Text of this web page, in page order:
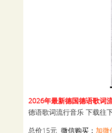
2026年最新德国德语歌词
德语歌词流行音乐 下载往
总价15元 微信购买： 加微